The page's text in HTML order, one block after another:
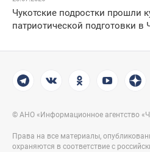
Чукотские подростки прошли
патриотической подготовки в
© АНО «Информационное агентство
Права на все материалы,
охраняются в соответствие с